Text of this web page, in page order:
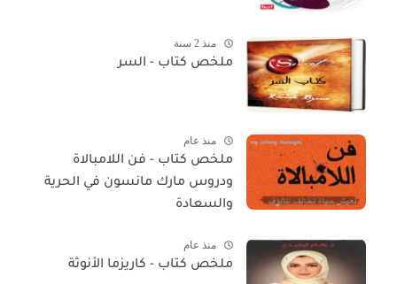
منذ 2 سنة
ملخص كتاب - السر
منذ عام
ملخص كتاب - فن اللامبالاة
ودروس مارك مانسون في الحرية
والسعادة
منذ عام
ملخص كتاب - كاريزما الأنوثة